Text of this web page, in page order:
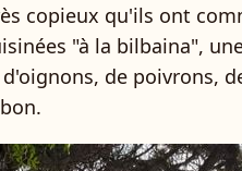
copieux qu'ils ont
"à la bilbaina",
de poivrons,